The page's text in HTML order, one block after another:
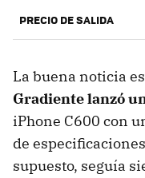
PRECIO DE SALIDA
La buena noticia
Gradiente lanzó
iPhone C600 con
de
supuesto, seguía